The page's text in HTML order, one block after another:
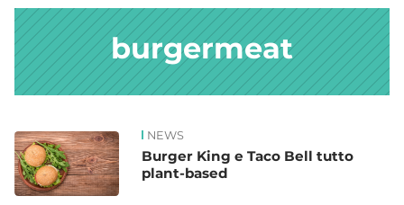
burgermeat
News NEWS
Burger King e Taco Bell tutto
plant-based